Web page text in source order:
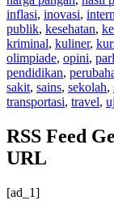
inflasi, inovasi,
publik, kesehatan,
kriminal, kuliner,
olimpiade, opini,
pendidikan,
sakit, sains, sekolah,
transportasi, travel,
RSS Feed
URL
[ad_1]